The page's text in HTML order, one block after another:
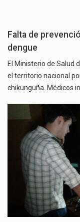
Falta de
dengue
El Ministerio de Salud
el territorio nacional
chikunguña. Médicos